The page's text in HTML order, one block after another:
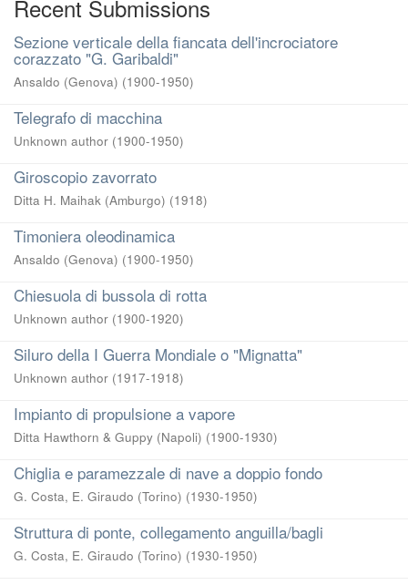
Recent Submissions
Sezione verticale della fiancata dell'incrociatore
corazzato "G. Garibaldi"
Ansaldo (Genova) (1900-1950)
Telegrafo di macchina
Unknown author (1900-1950)
Giroscopio zavorrato
Ditta H. Maihak (Amburgo) (1918)
Timoniera oleodinamica
Ansaldo (Genova) (1900-1950)
Chiesuola di bussola di rotta
Unknown author (1900-1920)
Siluro della I Guerra Mondiale o "Mignatta"
Unknown author (1917-1918)
Impianto di propulsione a vapore
Ditta Hawthorn & Guppy (Napoli) (1900-1930)
Chiglia e paramezzale di nave a doppio fondo
G. Costa, E. Giraudo (Torino) (1930-1950)
Struttura di ponte, collegamento anguilla/bagli
G. Costa, E. Giraudo (Torino) (1930-1950)